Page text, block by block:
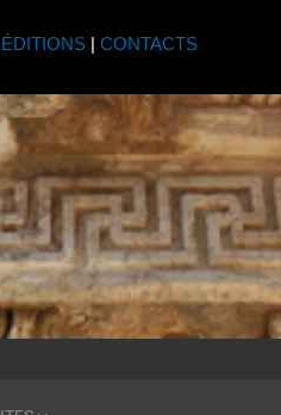
| CONTACTS